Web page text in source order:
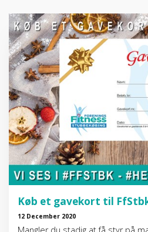
Køb et gavekort til
12 December 2020